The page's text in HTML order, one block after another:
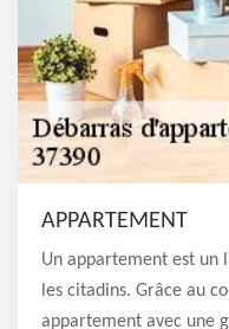
APPARTEMENT
Un appartement est un
les citadins. Grâce au
appartement avec une